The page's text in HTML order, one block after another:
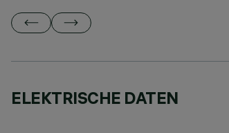
ELEKTRISCHE DATEN